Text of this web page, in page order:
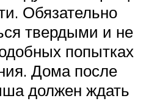
Обязательно
твердыми и не
попытках
Дома после
должен ждать